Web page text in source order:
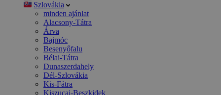
Szlovákia
minden ajánlat
Alacsony-Tátra
Árva
Bajmóc
Besenyőfalu
Bélai-Tátra
Dunaszerdahely
Dél-Szlovákia
Kis-Fátra
Kiszucai-Beszkidek